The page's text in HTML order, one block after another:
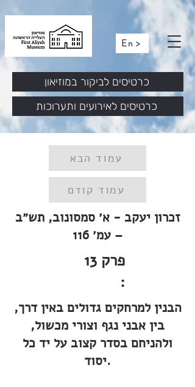
En >
כרטיסים לאירועים ותערוכות
כרטיסים לביקור במוזיאון
עמוד הבא
עמוד קודם
זכרון יעקב - א׳ סמסונוב, תש״ב
– עמ׳ 116
13 פרק
:
הבנין למרחקים גדולים באין דרך,
בין אבני נגף וצורי מכשול,
ולהניחם בסדר קצוב על יד כל
יסוד.